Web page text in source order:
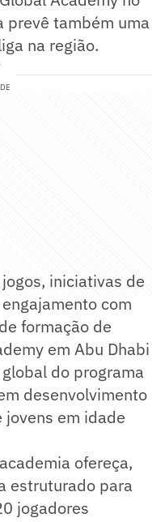
prevê também uma
na região.
iniciativas de
com
formação de
em Abu Dhabi
do programa
desenvolvimento
em idade
ofereça,
estruturado para
jogadores